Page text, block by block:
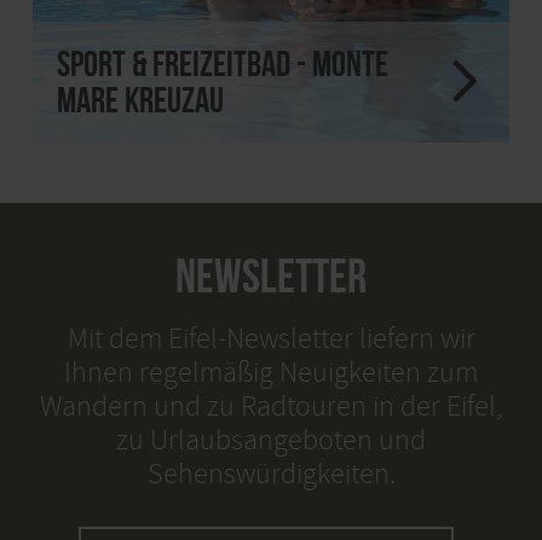
Sport & Freizeitbad - monte
mare Kreuzau
NEWSLETTER
Mit dem Eifel-Newsletter liefern wir
Ihnen regelmäßig Neuigkeiten zum
Wandern und zu Radtouren in der Eifel,
zu Urlaubsangeboten und
Sehenswürdigkeiten.